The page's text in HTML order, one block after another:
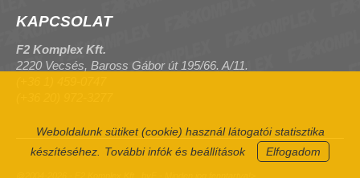
Weboldalunk sütiket (cookie) használ látogatói statisztika
készítéséhez.
További infók és beállítások Elfogadom
KAPCSOLAT
F2 Komplex Kft.
2220 Vecsés, Baross Gábor út 195/66. A/11.